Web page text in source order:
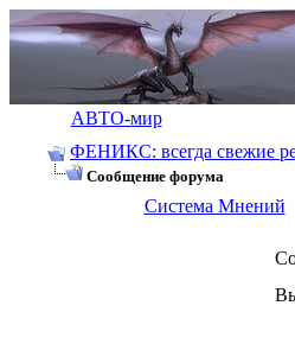
АВТО-мир
ФЕНИКС: всегда свежие
Сообщение форума
Система Мнений